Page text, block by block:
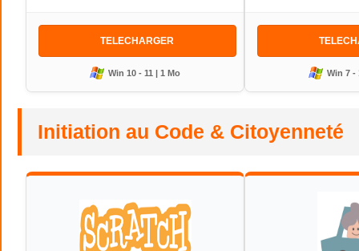
TELECHARGER
Win 10 - 11 | 1 Mo Win 7 -
Initiation au Code & Citoyenneté